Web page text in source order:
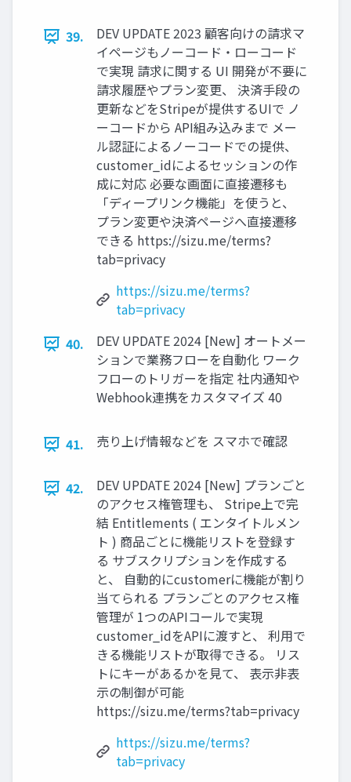
39.
DEV UPDATE 2023 顧客向けの請求マ
イページもノーコード・ローコード
で実現 請求に関する UI 開発が不要に
請求履歴やプラン変更、 決済手段の
更新などをStripeが提供するUIで ノ
ーコードから API組み込みまで メー
ル認証によるノーコードでの提供、
customer_idによるセッションの作
成に対応 必要な画面に直接遷移も
「ディープリンク機能」を使うと、
プラン変更や決済ページへ直接遷移
できる https://sizu.me/terms?
tab=privacy
https://sizu.me/terms?
tab=privacy
40.
DEV UPDATE 2024 [New] オートメー
ションで業務フローを自動化 ワーク
フローのトリガーを指定 社内通知や
Webhook連携をカスタマイズ 40
41. 売り上げ情報などを スマホで確認
42.
DEV UPDATE 2024 [New] プランごと
のアクセス権管理も、 Stripe上で完
結 Entitlements ( エンタイトルメン
ト ) 商品ごとに機能リストを登録す
る サブスクリプションを作成する
と、 自動的にcustomerに機能が割り
当てられる プランごとのアクセス権
管理が 1つのAPIコールで実現
customer_idをAPIに渡すと、 利用で
きる機能リストが取得できる。 リス
トにキーがあるかを見て、 表示非表
示の制御が可能
https://sizu.me/terms?tab=privacy
https://sizu.me/terms?
tab=privacy